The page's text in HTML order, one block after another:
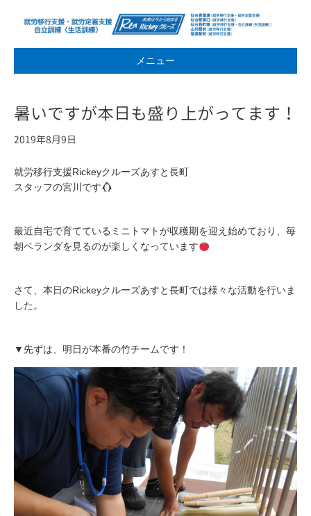
メニュー
暑いですが本日も盛り上がってます！
2019年8月9日
就労移行支援Rickeyクルーズあすと長町
スタッフの宮川です
最近自宅で育てているミニトマトが収穫期を迎え始めており、毎
朝ベランダを見るのが楽しくなっています
さて、本日のRickeyクルーズあすと長町では様々な活動を行いま
した。
▼先ずは、明日が本番の竹チームです！